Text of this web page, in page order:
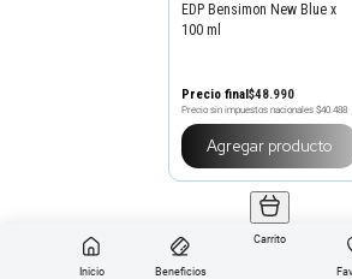
Inicio Beneficios
Carrito
EDP Bensimon New Blue x
100 ml
Precio final$48.990
Precio sin impuestos nacionales $40.488
Agregar producto